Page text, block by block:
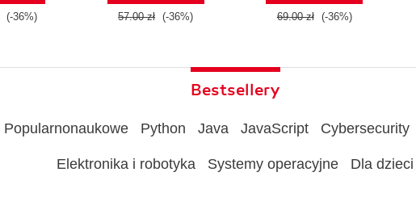
(-36%) 57.00 zł (-36%) 69.00 zł (-36%)
Bestsellery
Popularnonaukowe Python Java JavaScript Cybersecurity
Elektronika i robotyka Systemy operacyjne Dla dzieci